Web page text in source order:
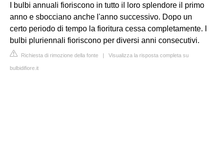
I bulbi annuali fioriscono in tutto il loro splendore il primo
anno e sbocciano anche l'anno successivo. Dopo un
certo periodo di tempo la fioritura cessa completamente. I
bulbi pluriennali fioriscono per diversi anni consecutivi.
Richiesta di rimozione della fonte | Visualizza la risposta completa su
bulbidifiore.it